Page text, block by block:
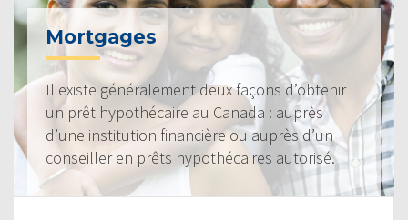
Mortgages
Il existe généralement deux façons d’obtenir
un prêt hypothécaire au Canada : auprès
d’une institution financière ou auprès d’un
conseiller en prêts hypothécaires autorisé.